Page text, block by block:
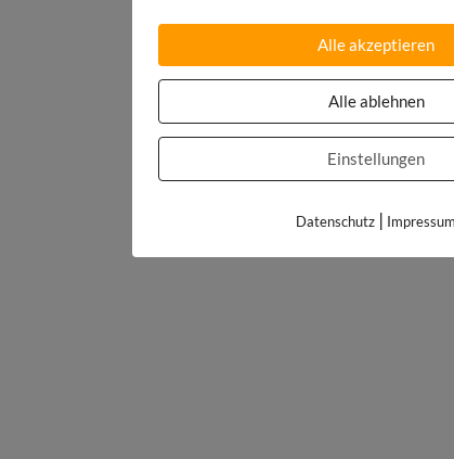
Alle akzeptieren
Alle ablehnen
Einstellungen
Datenschutz | Impressum